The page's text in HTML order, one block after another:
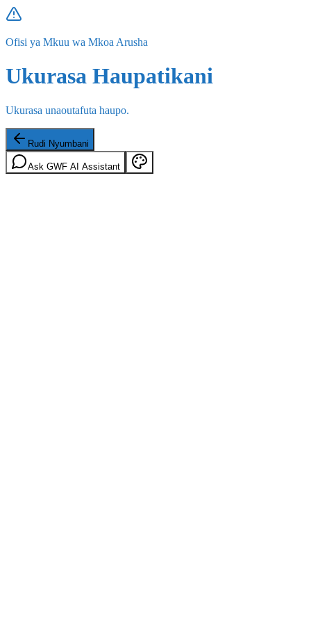
Ofisi ya Mkuu wa Mkoa Arusha
Ukurasa Haupatikani
Ukurasa unaoutafuta haupo.
Rudi Nyumbani
Ask GWF AI Assistant